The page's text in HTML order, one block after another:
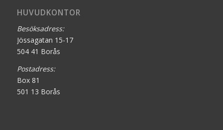
HUVUDKONTOR
Besöksadress:
Jössagatan 15-17
504 41 Borås
Postadress:
Box 81
501 13 Borås